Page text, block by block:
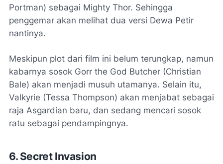
Portman) sebagai Mighty Thor. Sehingga
penggemar akan melihat dua versi Dewa Petir
nantinya.
Meskipun plot dari film ini belum terungkap, namun
kabarnya sosok Gorr the God Butcher (Christian
Bale) akan menjadi musuh utamanya. Selain itu,
Valkyrie (Tessa Thompson) akan menjabat sebagai
raja Asgardian baru, dan sedang mencari sosok
ratu sebagai pendampingnya.
6. Secret Invasion